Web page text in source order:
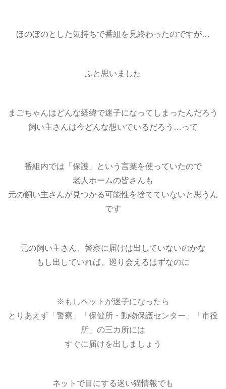
ほのぼのとした気持ちで番組を見終わったのですが…
ふと思いました
まごちゃんはどんな経緯で迷子になってしまったんだろう
飼い主さんは今どんな想いでいるだろう…って
番組内では「保護」という言葉を使っていたので
老人ホームの皆さんも
元の飼い主さんが見つかる可能性を捨てていないと思うん
です
元の飼い主さん、警察に届けは出していないのかな
もし出していれば、巡り会えるはずなのに
※もしペットが迷子になったら
とりあえず「警察」「保健所・動物保護センター」「市役
所」の三カ所には
すぐに届けを出しましょう
ネットで目にする迷い猫情報でも